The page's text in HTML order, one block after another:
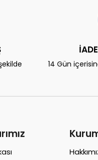
14 Gün